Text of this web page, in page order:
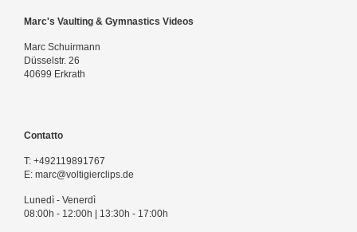
Marc's Vaulting & Gymnastics Videos
Marc Schuirmann
Düsselstr. 26
40699 Erkrath
Contatto
T: +492119891767
E: marc@voltigierclips.de
Lunedì - Venerdì
08:00h - 12:00h | 13:30h - 17:00h